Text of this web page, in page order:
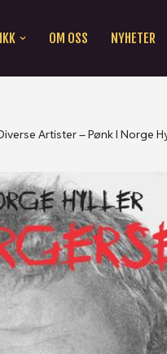
OM OSS NYHETER
Artister – Pønk I Norge